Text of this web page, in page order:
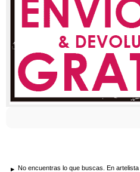
No encuentras lo que buscas. En artelista